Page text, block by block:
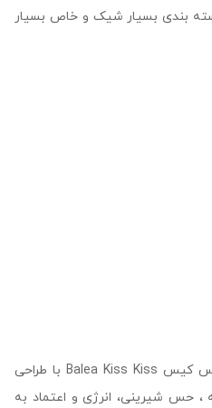
بندی بسیار شیک و خاص بسیار
ادکلن زنانه جکوینز مدل بالیا کیس کیس Balea Kiss Kiss با طراحی
حس شیرینی، انرژی و اعتماد به